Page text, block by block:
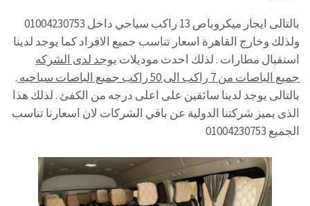
بالتالى ايجار ميكروباص 13 راكب سياحي داخل 01004230753
ولذلك وخارج القاهرة اسعار تناسب جميع الافراد كما يوجد لدينا
استقبال مطارات . لذلك احدث موديلات يوجد لدى الشركه
جميع الباصات من 7 راكب الى 50 راكب جميع الباصات سياحيه
.
بالتالى يوجد لدينا سائقين على اعلى درجه من الكفئ . لذلك هذا
الذى يميز شركتنا الدولية عن باقي الشركات لان اسعارنا تناسب
الجميع 01004230753